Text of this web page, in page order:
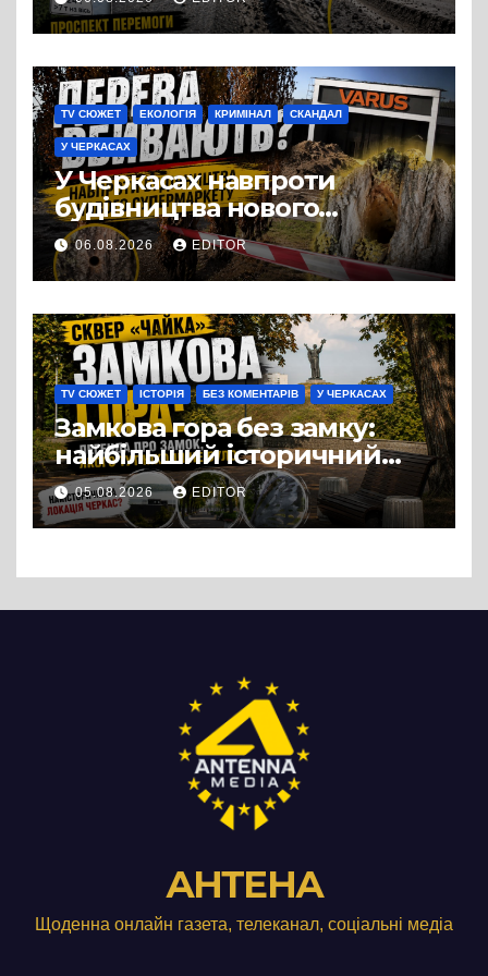
Черкас
TV СЮЖЕТ ЕКОЛОГІЯ КРИМІНАЛ СКАНДАЛ
У ЧЕРКАСАХ
У Черкасах навпроти
будівництва нового
супермаркету VARUS на
проспекті Перемоги всохли
дерева. І це навряд чи
можна назвати
випадковістю
06.08.2026 EDITOR
TV СЮЖЕТ ІСТОРІЯ БЕЗ КОМЕНТАРІВ У ЧЕРКАСАХ
Замкова гора без замку:
найбільший історичний
міф Черкас
05.08.2026 EDITOR
АНТЕНА
Щоденна онлайн газета, телеканал, соціальні медіа